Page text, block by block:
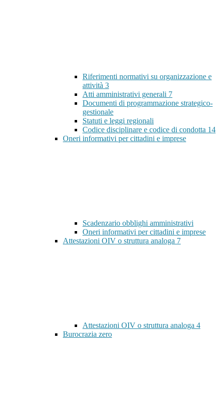
Riferimenti normativi su organizzazione e
attività 3
Atti amministrativi generali 7
Documenti di programmazione strategico-
gestionale
Statuti e leggi regionali
Codice disciplinare e codice di condotta 14
Oneri informativi per cittadini e imprese
Scadenzario obblighi amministrativi
Oneri informativi per cittadini e imprese
Attestazioni OIV o struttura analoga 7
Attestazioni OIV o struttura analoga 4
Burocrazia zero